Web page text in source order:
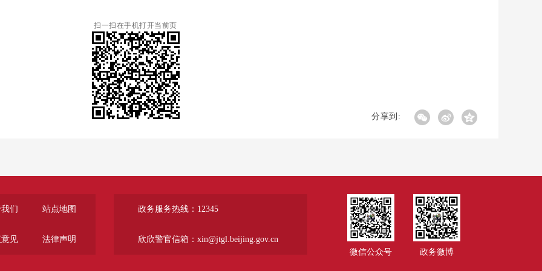
扫一扫在手机打开当前页
分享到:
们 站点地图
见 法律声明
政务服务热线：12345
欣欣警官信箱：xin@jtgl.beijing.gov.cn
微信公众号
政务微博